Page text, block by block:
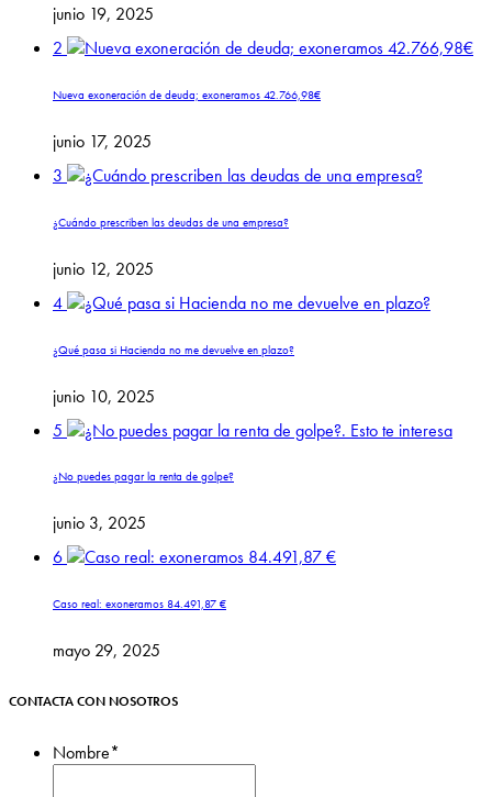
junio 19, 2025
2
Nueva exoneración de deuda; exoneramos 42.766,98€
junio 17, 2025
3
¿Cuándo prescriben las deudas de una empresa?
junio 12, 2025
4
¿Qué pasa si Hacienda no me devuelve en plazo?
junio 10, 2025
5
¿No puedes pagar la renta de golpe?
junio 3, 2025
6
Caso real: exoneramos 84.491,87 €
mayo 29, 2025
CONTACTA CON NOSOTROS
Nombre*